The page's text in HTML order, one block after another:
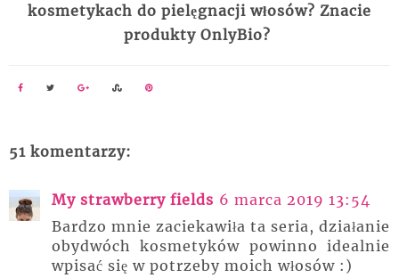
kosmetykach do pielęgnacji włosów? Znacie
produkty OnlyBio?
51 komentarzy:
My strawberry fields 6 marca 2019 13:54
Bardzo mnie zaciekawiła ta seria, działanie
obydwóch kosmetyków powinno idealnie
wpisać się w potrzeby moich włosów :)